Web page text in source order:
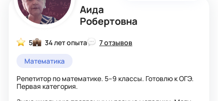
Аида
Робертовна
5 34 лет опыта
7 отзывов
Математика
Репетитор по математике. 5–9 классы. Готовлю к ОГЭ.
Первая категория.